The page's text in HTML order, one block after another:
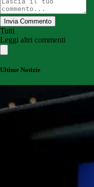
Invia Commento
Tutti
Leggi altri commenti
Ultime Notizie